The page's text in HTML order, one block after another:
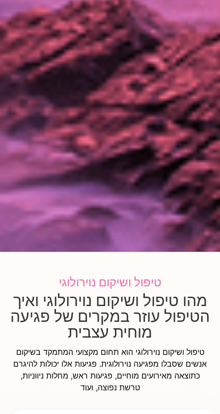
טיפול ושיקום נוירולוגי
מהו טיפול ושיקום נוירולוגי ואיך
הטיפול עוזר במקרים של פגיעה
מוחית עצבית
טיפול ושיקום נוירולוגי הוא תחום מקצועי המתמקד בשיקום
אנשים שסבלו מפגיעה נוירולוגית. פגיעות אלו יכולות להיגרם
כתוצאה מאירועים מוחיים, פגיעות ראש, מחלות ניווניות,
טרשת נפוצה, ועוד